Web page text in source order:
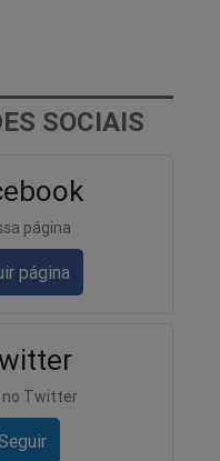
SOCIAIS
página
página
no Twitter